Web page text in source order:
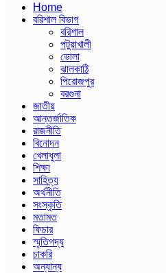
Home
বরিশাল বিভাগ
বরিশাল
পটুয়াখালী
ভোলা
ঝালকাঠি
পিরোজপুর
বরগুনা
জাতীয়
আন্তর্জাতিক
রাজনীতি
বিনোদন
খেলাধুলা
শিক্ষা
সাহিত্য
অর্থনীতি
সংস্কৃতি
মতামত
ফিচার
স্মৃতিগদ্য
চাকরি
অন্যান্য